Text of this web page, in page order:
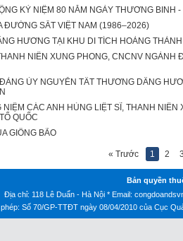
KỶ NIỆM 80 NĂM NGÀY THƯƠNG BINH
ĐƯỜNG SẮT VIỆT NAM (1986–2026)
HƯƠNG TẠI KHU DI TÍCH HOÀNG
NIÊN XUNG PHONG, CNCNV NGÀNH
ỦY NGUYỄN TẤT THƯƠNG DÂNG
CÁC ANH HÙNG LIỆT SĨ, THANH
QUỐC
GIÔNG BÃO
« Trước 1 2
Bản quyền
Địa chỉ: 118 Lê Duẩn - Hà Nội * Email:
Số 70/GP-TTĐT ngày 08/04/2010 của Cục